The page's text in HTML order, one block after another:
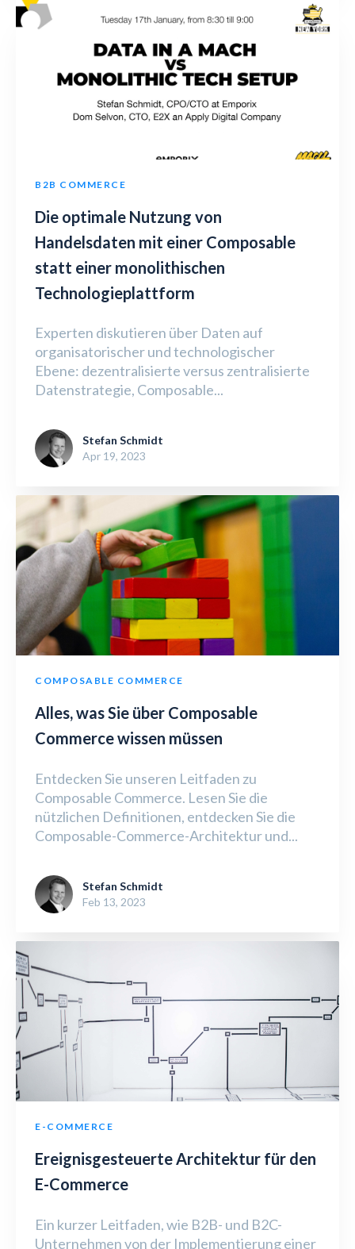
B2B COMMERCE
Die optimale Nutzung von
Handelsdaten mit einer Composable
statt einer monolithischen
Technologieplattform
Experten diskutieren über Daten auf
organisatorischer und technologischer
Ebene: dezentralisierte versus zentralisierte
Datenstrategie, Composable...
Stefan Schmidt
Apr 19, 2023
COMPOSABLE COMMERCE
Alles, was Sie über Composable
Commerce wissen müssen
Entdecken Sie unseren Leitfaden zu
Composable Commerce. Lesen Sie die
nützlichen Definitionen, entdecken Sie die
Composable-Commerce-Architektur und...
Stefan Schmidt
Feb 13, 2023
E-COMMERCE
Ereignisgesteuerte Architektur für den
E-Commerce
Ein kurzer Leitfaden, wie B2B- und B2C-
Unternehmen von der Implementierung einer